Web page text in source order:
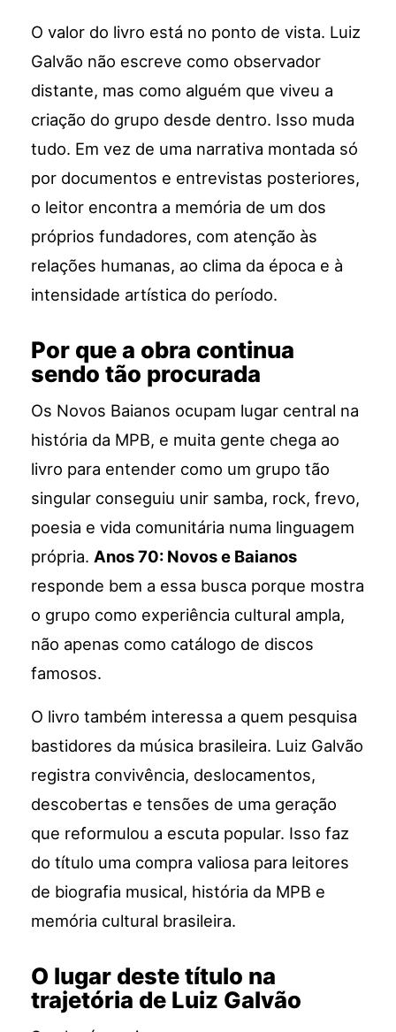
O valor do livro está no ponto de vista. Luiz
Galvão não escreve como observador
distante, mas como alguém que viveu a
criação do grupo desde dentro. Isso muda
tudo. Em vez de uma narrativa montada só
por documentos e entrevistas posteriores,
o leitor encontra a memória de um dos
próprios fundadores, com atenção às
relações humanas, ao clima da época e à
intensidade artística do período.
Por que a obra continua
sendo tão procurada
Os Novos Baianos ocupam lugar central na
história da MPB, e muita gente chega ao
livro para entender como um grupo tão
singular conseguiu unir samba, rock, frevo,
poesia e vida comunitária numa linguagem
própria. Anos 70: Novos e Baianos
responde bem a essa busca porque mostra
o grupo como experiência cultural ampla,
não apenas como catálogo de discos
famosos.
O livro também interessa a quem pesquisa
bastidores da música brasileira. Luiz Galvão
registra convivência, deslocamentos,
descobertas e tensões de uma geração
que reformulou a escuta popular. Isso faz
do título uma compra valiosa para leitores
de biografia musical, história da MPB e
memória cultural brasileira.
O lugar deste título na
trajetória de Luiz Galvão